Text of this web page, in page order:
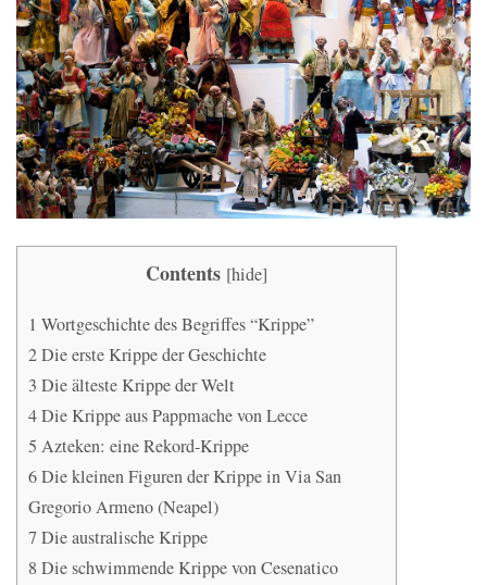
Contents [hide]
1 Wortgeschichte des Begriffes “Krippe”
2Die erste Krippe der Geschichte
3 Die älteste Krippe der Welt
4Die Krippe aus Pappmache von Lecce
5 Azteken: eine Rekord-Krippe
6Die kleinen Figuren der Krippe in Via San
Gregorio Armeno (Neapel)
7Die australische Krippe
8 Die schwimmende Krippe von Cesenatico